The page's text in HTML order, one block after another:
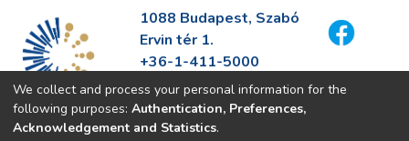
1088 Budapest, Szabó
Ervin tér 1.
+36-1-411-5000
info@fszek.hu
https://fszek.hu
We collect and process your personal information for the
following purposes: Authentication, Preferences,
Acknowledgement and Statistics.